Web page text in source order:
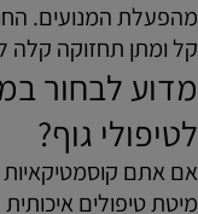
מהפעלת המנועים.
קל ומתן תחזוקה קלה
מדוע לבחור
לטיפולי גוף?
אם אתם קוסמטיקאיות
מיטת טיפולים